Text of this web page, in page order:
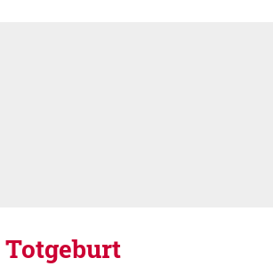
Totgeburt